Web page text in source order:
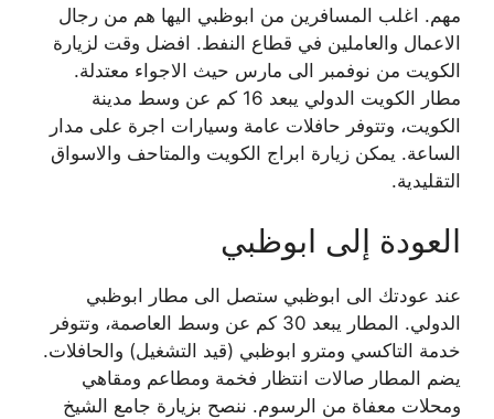
مهم. اغلب المسافرين من ابوظبي اليها هم من رجال
الاعمال والعاملين في قطاع النفط. افضل وقت لزيارة
الكويت من نوفمبر الى مارس حيث الاجواء معتدلة.
مطار الكويت الدولي يبعد 16 كم عن وسط مدينة
الكويت، وتتوفر حافلات عامة وسيارات اجرة على مدار
الساعة. يمكن زيارة ابراج الكويت والمتاحف والاسواق
التقليدية.
العودة إلى ابوظبي
عند عودتك الى ابوظبي ستصل الى مطار ابوظبي
الدولي. المطار يبعد 30 كم عن وسط العاصمة، وتتوفر
خدمة التاكسي ومترو ابوظبي (قيد التشغيل) والحافلات.
يضم المطار صالات انتظار فخمة ومطاعم ومقاهي
ومحلات معفاة من الرسوم. ننصح بزيارة جامع الشيخ